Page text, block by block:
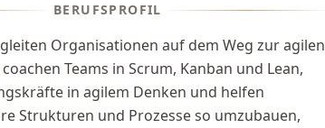
BERUFSPROFIL
Organisationen auf dem Weg zur agilen
Teams in Scrum, Kanban und Lean,
in agilem Denken und helfen
Strukturen und Prozesse so umzubauen,